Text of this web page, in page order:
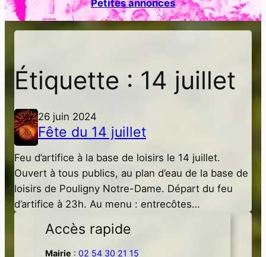
h
e
r
Petites annonces
Étiquette : 14 juillet
26 juin 2024
Fête du 14 juillet
Feu d’artifice à la base de loisirs le 14 juillet.
Ouvert à tous publics, au plan d’eau de la base de
loisirs de Pouligny Notre-Dame. Départ du feu
d’artifice à 23h. Au menu : entrecôtes…
Accès rapide
Mairie : 02 54 30 21 15